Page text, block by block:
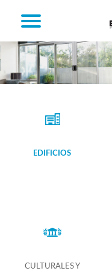
EDIFICIOS
CULTURALES Y